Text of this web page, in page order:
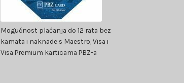
Mogućnost plaćanja do 12 rata bez
kamata i naknade s Maestro, Visa i
Visa Premium karticama PBZ-a